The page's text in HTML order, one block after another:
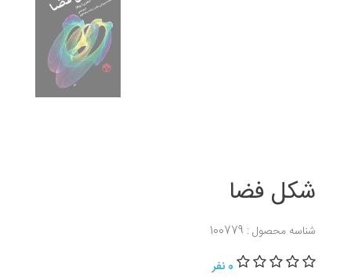
شکل فضا
شناسه محصول : 100779
0 نفر